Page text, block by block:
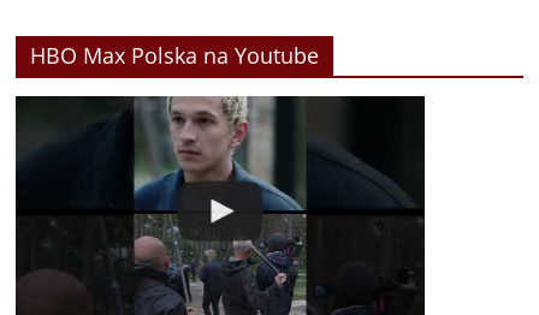
HBO Max Polska na Youtube